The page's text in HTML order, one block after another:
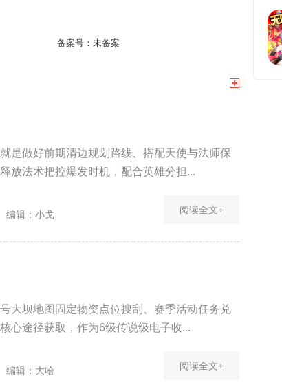
备案号： 未备案
是做好前期清边规划路线、搭配天使与法师保
放法术把控爆发时机，配合英雄分担...
编辑：小戈 阅读全文+
大坝地图固定物资点位搜刮、赛季活动任务兑
心途径获取，作为6级传说级电子收...
编辑：大哈 阅读全文+